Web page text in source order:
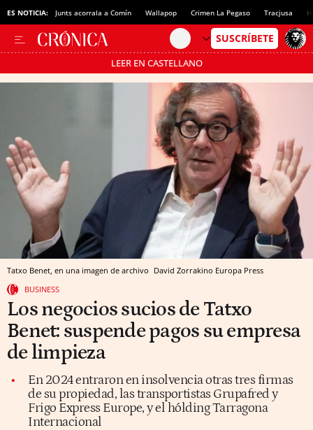
ES NOTICIA: Junts acorrala a Comín Wallapop Crimen La Pegaso Tracjusa
LEER EN CASTELLANO
Pásate al MODO AHORRO
Tatxo Benet, en una imagen de archivo David Zorrakino Europa Press
BUSINESS
Los negocios sucios de Tatxo
Benet: suspende pagos su empresa
de limpieza
En 2024 entraron en insolvencia otras tres firmas
de su propiedad, las transportistas Grupafred y
Frigo Express Europe, y el hólding Tarragona
Internacional